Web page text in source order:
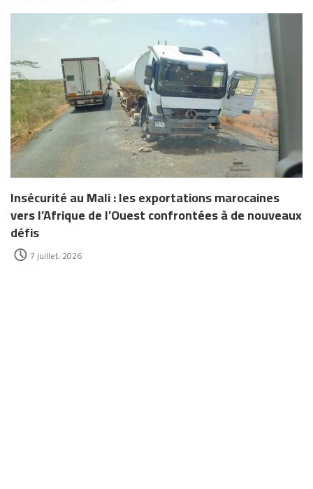
Insécurité au Mali : les exportations marocaines
vers l’Afrique de l’Ouest confrontées à de nouveaux
défis
7 juillet، 2026